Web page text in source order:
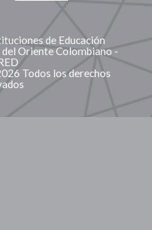
de Educación
Oriente Colombiano -
Todos los derechos